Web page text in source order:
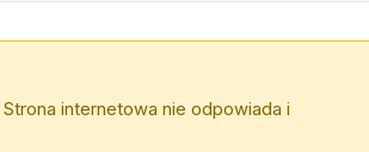
internetowa nie odpowiada i